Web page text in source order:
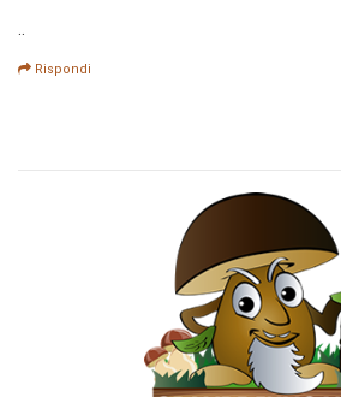
..
Rispondi